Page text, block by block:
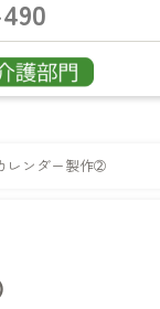
レンダー製作➁